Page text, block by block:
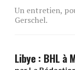
Un entretien,
Gerschel.
Libye : BHL à